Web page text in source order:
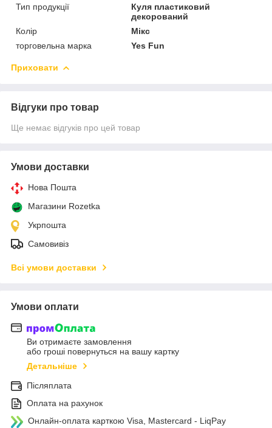
Тип продукції
Куля пластиковий
декорований
Колір
Мікс
торговельна марка
Yes Fun
Приховати
Відгуки про товар
Ще немає відгуків про цей товар
Умови доставки
Нова Пошта
Магазини Rozetka
Укрпошта
Самовивіз
Всі умови доставки
Умови оплати
Ви отримаєте замовлення
або гроші повернуться на вашу картку
Детальніше
Післяплата
Оплата на рахунок
Онлайн-оплата карткою Visa, Mastercard - LiqPay